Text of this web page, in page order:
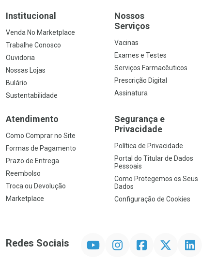
Institucional
Venda No Marketplace
Trabalhe Conosco
Ouvidoria
Nossas Lojas
Bulário
Sustentabilidade
Nossos
Serviços
Vacinas
Exames e Testes
Serviços Farmacêuticos
Prescrição Digital
Assinatura
Atendimento
Como Comprar no Site
Formas de Pagamento
Prazo de Entrega
Reembolso
Troca ou Devolução
Marketplace
Segurança e
Privacidade
Política de Privacidade
Portal do Titular de Dados
Pessoais
Como Protegemos os Seus
Dados
Configuração de Cookies
Redes Sociais InstagramFacebookTwitter Linkedin